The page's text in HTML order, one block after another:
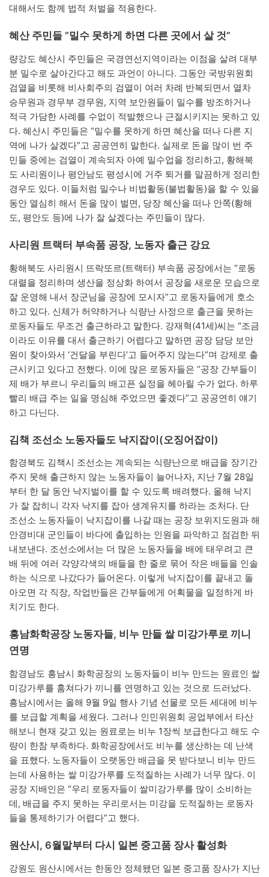
대해서도 함께 법적 처벌을 적용한다.
혜산 주민들 “밀수 못하게 하면 다른 곳에서 살 것”
량강도 혜산시 주민들은 국경연선지역이라는 이점을 살려 대부
분 밀수로 살아간다고 해도 과언이 아니다. 그동안 국방위원회
검열을 비롯해 비사회주의 검열이 여러 차례 반복되면서 열차
승무원과 경무부 경무원, 지역 보안원들이 밀수를 방조하거나
적극 가담한 사례를 수없이 적발했으나 근절시키지는 못하고 있
다. 혜산시 주민들은 “밀수를 못하게 하면 혜산을 떠나 다른 지
역에 나가 살겠다”고 공공연히 말한다. 실제로 돈을 많이 번 주
민들 중에는 검열이 계속되자 아예 밀수업을 정리하고, 황해북
도 사리원이나 평안남도 평성시에 거주 퇴거를 말끔하게 정리한
경우도 있다. 이들처럼 밀수나 비법활동(불법활동)을 할 수 있을
동안 열심히 해서 돈을 많이 벌면, 당장 혜산을 떠나 안쪽(황해
도, 평안도 등)에 나가 잘 살겠다는 주민들이 많다.
사리원 트랙터 부속품 공장, 노동자 출근 강요
황해북도 사리원시 뜨락또르(트랙터) 부속품 공장에서는 “로동
대렬을 정리하며 생산을 정상화 하여서 공장을 새로운 모습으로
잘 운영해 내서 장군님을 공장에 모시자”고 로동자들에게 호소
하고 있다. 신체가 허약하거나 식량난 사정으로 출근을 못하는
로동자들도 무조건 출근하라고 말한다. 강재혁(41세)씨는 “조금
이라도 이유를 대서 출근하기 어렵다고 말하면 공장 담당 보안
원이 찾아와서 ‘건달을 부린다’고 들어주지 않는다”며 강제로 출
근시키고 있다고 전했다. 이에 많은 로동자들은 “공장 간부들이
제 배가 부르니 우리들의 배고픈 실정을 헤아릴 수가 없다. 하루
빨리 배급 주는 일을 명심해 주었으면 좋겠다”고 공공연히 얘기
하고 다닌다.
김책 조선소 노동자들도 낙지잡이(오징어잡이)
함경북도 김책시 조선소는 계속되는 식량난으로 배급을 장기간
주지 못해 출근하지 않는 노동자들이 늘어나자, 지난 7월 28일
부터 한 달 동안 낙지벌이를 할 수 있도록 배려했다. 올해 낙지
가 잘 잡히니 각자 낙지를 잡아 생계유지를 하라는 조처다. 단
조선소 노동자들이 낙지잡이를 나갈 때는 공장 보위지도원과 해
안경비대 군인들이 바다에 출입하는 인원을 파악하고 점검한 뒤
내보낸다. 조선소에서는 더 많은 노동자들을 배에 태우려고 큰
배 뒤에 여러 각양각색의 배들을 한 줄로 묶어 작은 배들을 인솔
하는 식으로 나갔다가 들어온다. 이렇게 낙지잡이를 끝내고 돌
아오면 각 직장, 작업반들은 간부들에게 어획물을 일정하게 바
치기도 한다.
흥남화학공장 노동자들, 비누 만들 쌀 미강가루로 끼니
연명
함경남도 흥남시 화학공장의 노동자들이 비누 만드는 원료인 쌀
미강가루를 훔쳐다가 끼니를 연명하고 있는 것으로 드러났다.
흥남시에서는 올해 9월 9일 행사 기념 선물로 모든 세대에 비누
를 보급할 계획을 세웠다. 그러나 인민위원회 공업부에서 타산
해보니 현재 갖고 있는 원료로는 비누 1장씩 보급한다고 해도 수
량이 한참 부족하다. 화학공장에서도 비누를 생산하는 데 난색
을 표했다. 노동자들이 오랫동안 배급을 못 받다보니 비누 만드
는데 사용하는 쌀 미강가루를 도적질하는 사례가 너무 많다. 이
공장 지배인은 “우리 로동자들이 쌀미강가루를 많이 소비하는
데, 배급을 주지 못하는 우리로서는 미강을 도적질하는 로동자
들을 통제하기가 어렵다”고 했다.
원산시, 6월말부터 다시 일본 중고품 장사 활성화
강원도 원산시에서는 한동안 정체됐던 일본 중고품 장사가 지난